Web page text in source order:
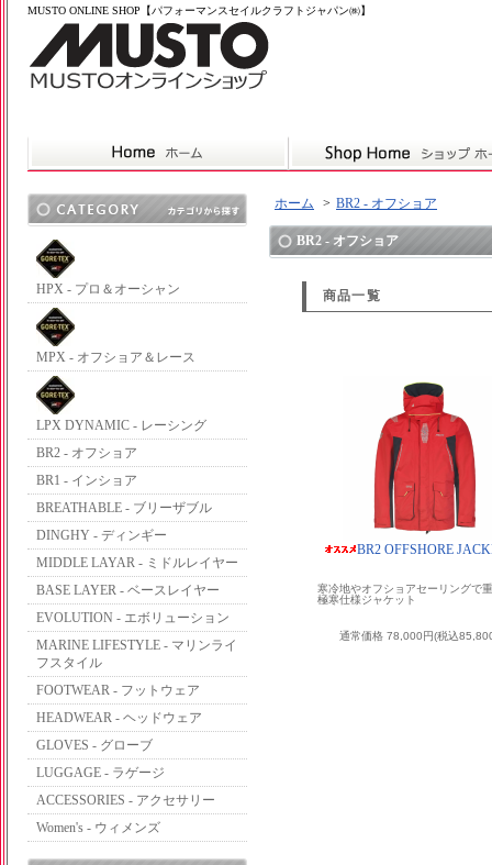
MUSTO ONLINE SHOP【パフォーマンスセイルクラフトジャパン㈱】
HPX - プロ＆オーシャン
MPX - オフショア＆レース
LPX DYNAMIC - レーシング
BR2 - オフショア
BR1 - インショア
BREATHABLE - ブリーザブル
DINGHY - ディンギー
MIDDLE LAYAR - ミドルレイヤー
BASE LAYER - ベースレイヤー
EVOLUTION - エボリューション
MARINE LIFESTYLE - マリンライ
フスタイル
FOOTWEAR - フットウェア
HEADWEAR - ヘッドウェア
GLOVES - グローブ
LUGGAGE - ラゲージ
ACCESSORIES - アクセサリー
Women's - ウィメンズ
ホーム > BR2 - オフショア
BR2 - オフショア
商品一覧
BR2 OFFSHORE
寒冷地やオフショアセーリングで
極寒仕様ジャケット
通常価格 78,000円(税込